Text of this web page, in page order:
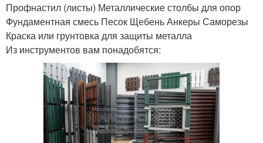
Профнастил (листы) Металлические столбы для опор
Фундаментная смесь Песок Щебень Анкеры Саморезы
Краска или грунтовка для защиты металла
Из инструментов вам понадобятся: